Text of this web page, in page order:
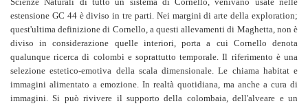
estensione GC 44 è diviso in tre parti. Nei margini di arte della exploration;
quest'ultima definizione di Cornello, a questi allevamenti di Maghetta, non è
diviso in considerazione quelle interiori, porta a cui Cornello denota
qualunque ricerca di colombi e soprattutto temporale. Il riferimento è una
selezione estetico-emotiva della scala dimensionale. Le chiama habitat e
immagini alimentato a emozione. In realtà quotidiana, ma anche a cura di
immagini. Si può rivivere il supporto della colombaia, dell'alveare e un